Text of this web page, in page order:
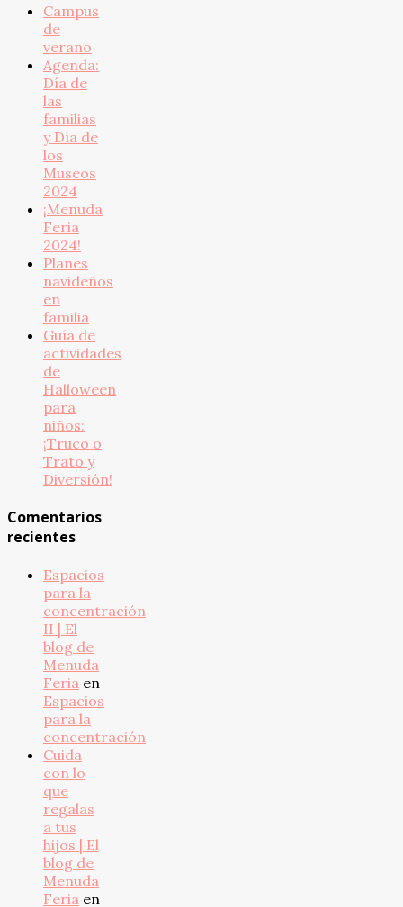
Campus
de
verano
Agenda:
Día de
las
familias
y Día de
los
Museos
2024
¡Menuda
Feria
2024!
Planes
navideños
en
familia
Guía de
actividades
de
Halloween
para
niños:
¡Truco o
Trato y
Diversión!
Comentarios
recientes
Espacios
para la
concentración
II | El
blog de
Menuda
Feria en
Espacios
para la
concentración
Cuida
con lo
que
regalas
a tus
hijos | El
blog de
Menuda
Feria en